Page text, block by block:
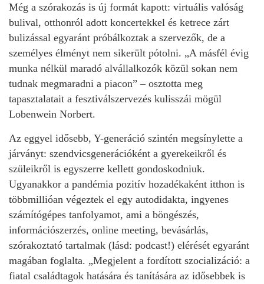
Még a szórakozás is új formát kapott: virtuális valóság
bulival, otthonról adott koncertekkel és ketrece zárt
bulizással egyaránt próbálkoztak a szervezők, de a
személyes élményt nem sikerült pótolni. „A másfél évig
munka nélkül maradó alvállalkozók közül sokan nem
tudnak megmaradni a piacon” – osztotta meg
tapasztalatait a fesztiválszervezés kulisszái mögül
Lobenwein Norbert.
Az eggyel idősebb, Y-generáció szintén megsínylette a
járványt: szendvicsgenerációként a gyerekeikről és
szüleikről is egyszerre kellett gondoskodniuk.
Ugyanakkor a pandémia pozitív hozadékaként itthon is
többmillióan végeztek el egy autodidakta, ingyenes
számítógépes tanfolyamot, ami a böngészés,
információszerzés, online meeting, bevásárlás,
szórakoztató tartalmak (lásd: podcast!) elérését egyaránt
magában foglalta. „Megjelent a fordított szocializáció: a
fiatal családtagok hatására és tanítására az idősebbek is